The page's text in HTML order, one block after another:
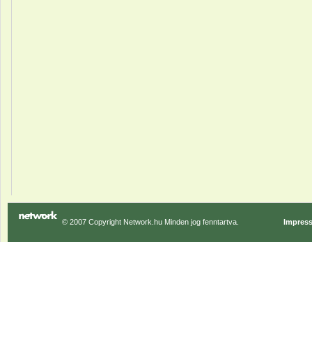
© 2007 Copyright Network.hu Minden jog fenntartva.